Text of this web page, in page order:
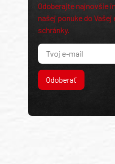
Odoberajte najnovšie
našej ponuke do Vašej
schránky.
Odoberať